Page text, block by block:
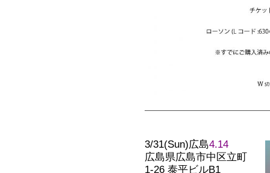
3/31(Sun)広島4.14
広島県広島市中区立町
1-26 泰平ビルB1